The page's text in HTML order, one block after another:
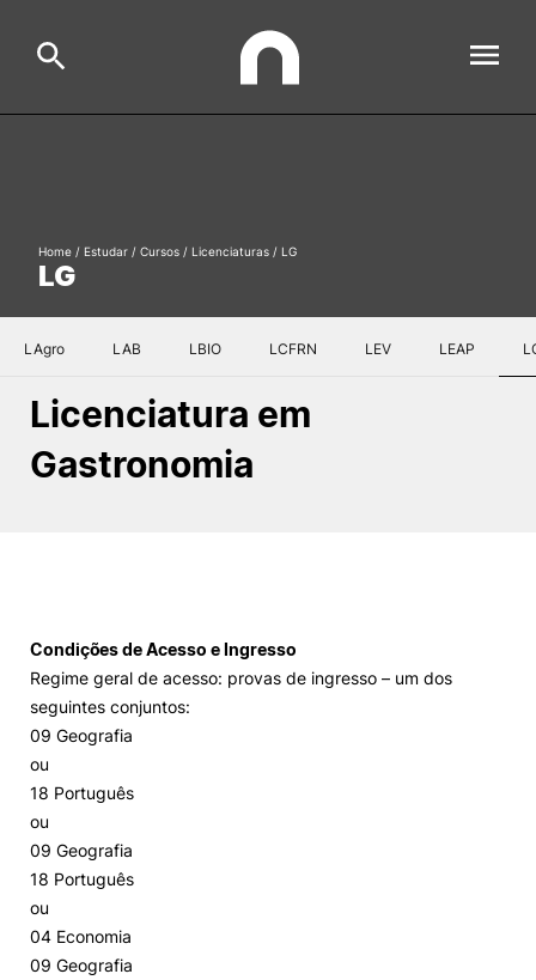
International Relations
Mudança de Par Instituição/Curso
Formative Offer
LG
Home / Estudar / Cursos / Licenciaturas / LG
LAgro LAB LBIO LCFRN LEV LEAP
Licenciatura em
Gastronomia
Condições de Acesso e Ingresso
Regime geral de acesso: provas de ingresso – um dos
seguintes conjuntos:
09 Geografia
ou
18 Português
ou
09 Geografia
18 Português
ou
04 Economia
09 Geografia